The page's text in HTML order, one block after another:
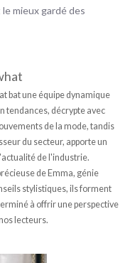
mieux gardé des
bat une équipe dynamique
tendances, décrypte avec
de la mode, tandis
du secteur, apporte un
de l'industrie.
de Emma, génie
stylistiques, ils forment
à offrir une perspective
lecteurs.